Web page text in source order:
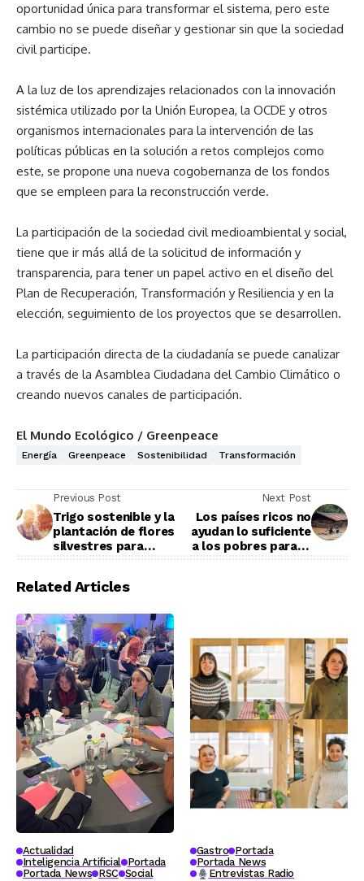
oportunidad única para transformar el sistema, pero este
cambio no se puede diseñar y gestionar sin que la sociedad
civil participe.
A la luz de los aprendizajes relacionados con la innovación
sistémica utilizado por la Unión Europea, la OCDE y otros
organismos internacionales para la intervención de las
políticas públicas en la solución a retos complejos como
este, se propone una nueva cogobernanza de los fondos
que se empleen para la reconstrucción verde.
La participación de la sociedad civil medioambiental y social,
tiene que ir más allá de la solicitud de información y
transparencia, para tener un papel activo en el diseño del
Plan de Recuperación, Transformación y Resiliencia y en la
elección, seguimiento de los proyectos que se desarrollen.
La participación directa de la ciudadanía se puede canalizar
a través de la Asamblea Ciudadana del Cambio Climático o
creando nuevos canales de participación.
El Mundo Ecológico / Greenpeace
Energía Greenpeace Sostenibilidad Transformación
Previous Post
Trigo sostenible y la
plantación de flores
silvestres para
Next Post
Los países ricos no
ayudan lo suficiente
a los pobres para la
Related Articles
Actualidad
Inteligencia Artificial Portada
Portada News RSC Social
Gastro Portada
Portada News
Entrevistas Radio